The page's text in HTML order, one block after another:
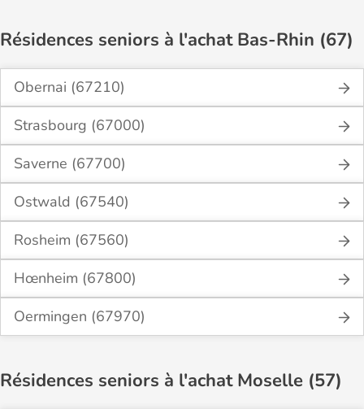
Résidences seniors à l'achat Bas-Rhin (67)
Obernai (67210)
Strasbourg (67000)
Saverne (67700)
Ostwald (67540)
Rosheim (67560)
Hœnheim (67800)
Oermingen (67970)
Résidences seniors à l'achat Moselle (57)